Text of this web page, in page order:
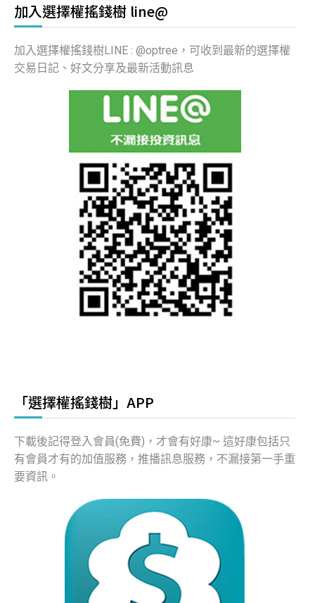
加入選擇權搖錢樹 line@
加入選擇權搖錢樹LINE : @optree，可收到最新的選擇權
交易日記、好文分享及最新活動訊息
「選擇權搖錢樹」APP
下載後記得登入會員(免費)，才會有好康~ 這好康包括只
有會員才有的加值服務，推播訊息服務，不漏接第一手重
要資訊。